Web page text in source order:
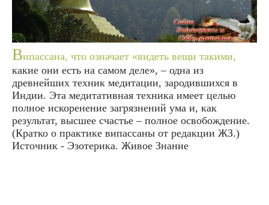
Випассана, что означает «видеть вещи такими,
какие они есть на самом деле», – одна из
древнейших техник медитации, зародившихся в
Индии. Эта медитативная техника имеет целью
полное искоренение загрязнений ума и, как
результат, высшее счастье – полное освобождение.
(Кратко о практике випассаны от редакции ЖЗ.)
Источник - Эзотерика. Живое Знание